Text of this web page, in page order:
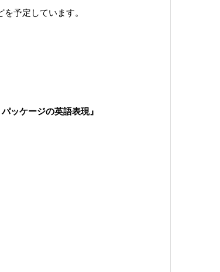
予定しています。
ッケージの英語表現』